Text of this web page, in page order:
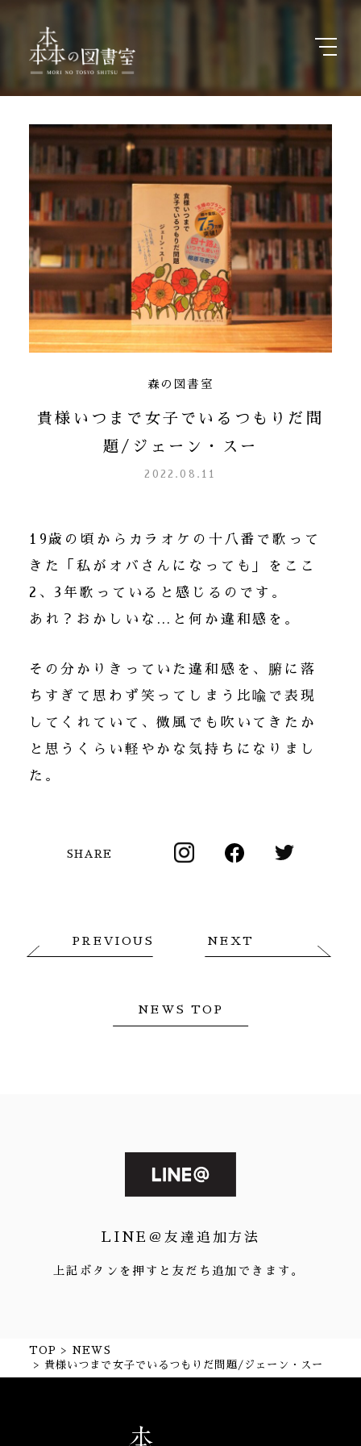
森の図書室
貴様いつまで女子でいるつもりだ問
題/ジェーン・スー
2022.08.11
19歳の頃からカラオケの十八番で歌って
きた「私がオバさんになっても」をここ
2、3年歌っていると感じるのです。
あれ？おかしいな…と何か違和感を。
その分かりきっていた違和感を、腑に落
ちすぎて思わず笑ってしまう比喩で表現
してくれていて、微風でも吹いてきたか
と思うくらい軽やかな気持ちになりまし
た。
SHARE
PREVIOUS
NEWS TOP
NEXT
LINE＠友達追加方法
上記ボタンを押すと友だち追加できます。
TOP
NEWS
貴様いつまで女子でいるつもりだ問題/ジェーン・スー